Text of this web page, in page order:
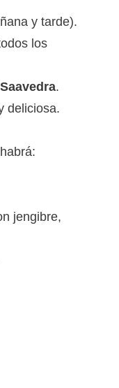
y tarde).
los
.
deliciosa.
jengibre,